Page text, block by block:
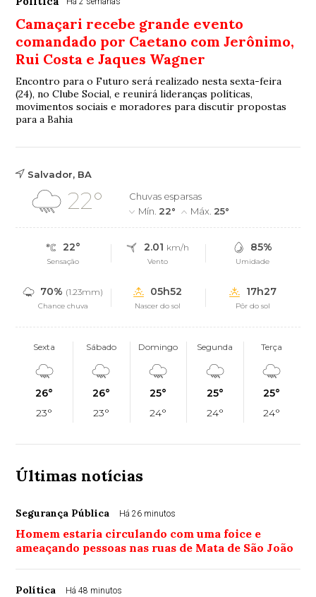
Camaçari recebe grande evento
comandado por Caetano com Jerônimo,
Rui Costa e Jaques Wagner
Encontro para o Futuro será realizado nesta sexta-feira
(24), no Clube Social, e reunirá lideranças políticas,
movimentos sociais e moradores para discutir propostas
para a Bahia
Salvador, BA
22°
Chuvas esparsas
Mín. 22° Máx. 25°
22°
Sensação
2.01 km/h
Vento
85%
Umidade
70% (1.23mm)
Chance chuva
05h52
Nascer do sol
17h27
Pôr do sol
Sexta
26°
23°
Sábado
26°
23°
Domingo
25°
24°
Segunda
25°
24°
Terça
25°
24°
Últimas notícias
Segurança Pública Há 26 minutos
Homem estaria circulando com uma foice e
ameaçando pessoas nas ruas de Mata de São João
Política Há 48 minutos